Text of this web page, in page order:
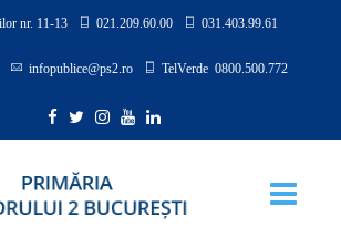
nr. 11-13 021.209.60.00 031.403.99.61
infopublice@ps2.ro TelVerde 0800.500.772